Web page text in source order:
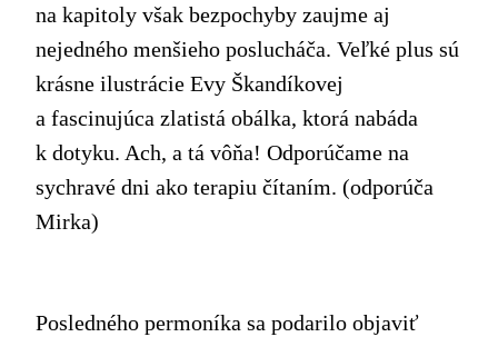
na kapitoly však bezpochyby zaujme aj
nejedného menšieho poslucháča. Veľké plus sú
krásne ilustrácie Evy Škandíkovej
a fascinujúca zlatistá obálka, ktorá nabáda
k dotyku. Ach, a tá vôňa! Odporúčame na
sychravé dni ako terapiu čítaním. (odporúča
Mirka)
Posledného permoníka sa podarilo objaviť